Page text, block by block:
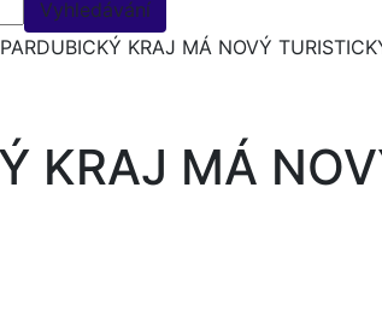
PARDUBICKÝ KRAJ MÁ NOVÝ
KRAJ MÁ